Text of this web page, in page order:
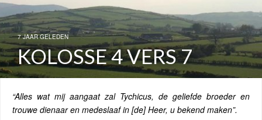
7 JAAR GELEDEN
KOLOSSE 4 VERS 7
“Alles wat mij aangaat zal Tychicus, de geliefde broeder en
trouwe dienaar en medeslaaf in [de] Heer, u bekend maken”.